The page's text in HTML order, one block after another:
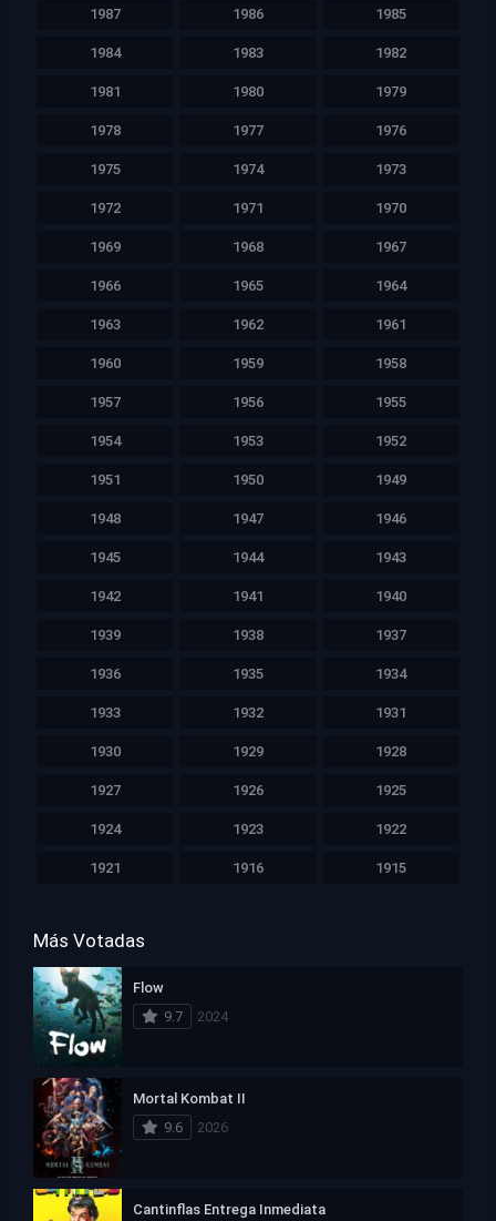
1987 1986 1985
1984 1983 1982
1981 1980 1979
1978 1977 1976
1975 1974 1973
1972 1971 1970
1969 1968 1967
1966 1965 1964
1963 1962 1961
1960 1959 1958
1957 1956 1955
1954 1953 1952
1951 1950 1949
1948 1947 1946
1945 1944 1943
1942 1941 1940
1939 1938 1937
1936 1935 1934
1933 1932 1931
1930 1929 1928
1927 1926 1925
1924 1923 1922
1921 1916 1915
Más Votadas
Flow
9.7
2024
Mortal Kombat II
9.6
2026
Cantinflas Entrega Inmediata